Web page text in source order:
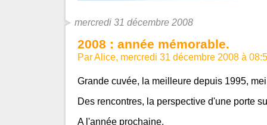
mercredi 31 décembre 2008
2008 : année mémorable.
Par Alice, mercredi 31 décembre 2008 à
Grande cuvée, la meilleure depuis 1995,
Des rencontres, la perspective d'une porte
A l'année prochaine.